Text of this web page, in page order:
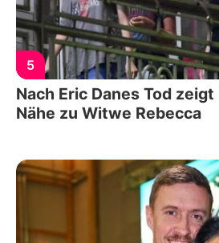
5
Nach Eric Danes Tod
Nähe zu Witwe Rebecca